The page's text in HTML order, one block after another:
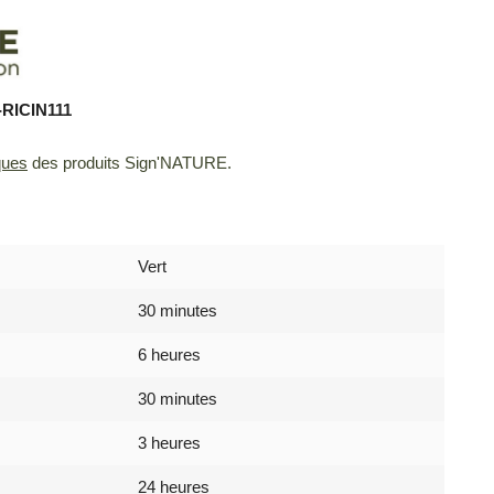
des produits Sign'NATURE.
Vert
30 minutes
6 heures
30 minutes
3 heures
24 heures